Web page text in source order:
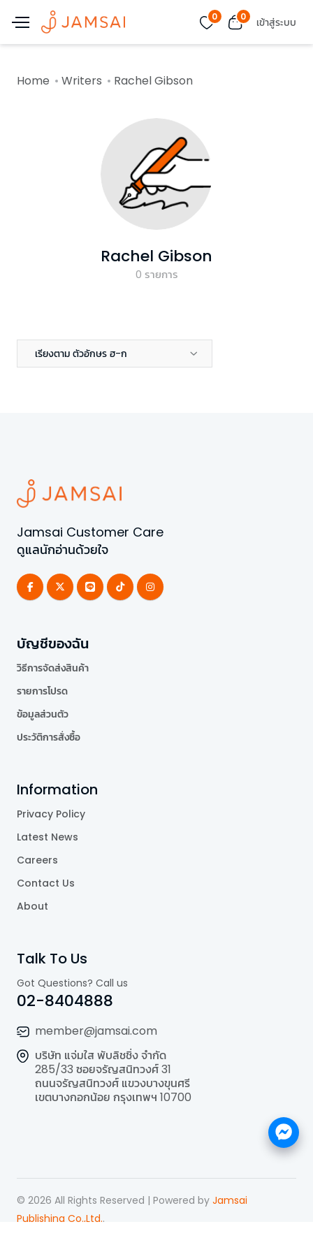
0 0 เข้าสู่ระบบ
Home Writers Rachel Gibson
Rachel Gibson
0 รายการ
เรียงตาม ตัวอักษร ฮ-ก
Jamsai Customer Care
ดูแลนักอ่านด้วยใจ
บัญชีของฉัน
วิธีการจัดส่งสินค้า
รายการโปรด
ข้อมูลส่วนตัว
ประวัติการสั่งซื้อ
Information
Privacy Policy
Latest News
Careers
Contact Us
About
Talk To Us
Got Questions? Call us
02-8404888
member@jamsai.com
บริษัท แจ่มใส พับลิชชิ่ง จำกัด
285/33 ซอยจรัญสนิทวงศ์ 31
ถนนจรัญสนิทวงศ์ แขวงบางขุนศรี
เขตบางกอกน้อย กรุงเทพฯ 10700
© 2026 All Rights Reserved | Powered by Jamsai
Publishing Co.,Ltd..